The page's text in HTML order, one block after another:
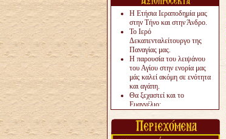
Η Ετήσια Ιεραποδημία μας
στην Τήνο και στην Άνδρο.
Το Ιερό
Δεκαπενταλείτουργο της
Παναγίας μας.
Η παρουσία του λειψάνου
του Αγίου στην ενορία μας
μάς καλεί ακόμη σε ενότητα
και αγάπη.
Θα ξεχαστεί και το
Ευαγγέλιο;
«πολύ αργά».
Ζητείται....